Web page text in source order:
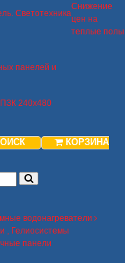
Светотехника
Снижение
цен на
теплые полы
панелей и
240х480
КОРЗИНА
водонагреватели
, Гелиосистемы
панели